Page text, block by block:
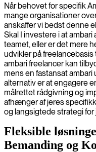
Når behovet for specifik
mange organisationer
anskaffer vi bedst denne
Skal I investere i at
teamet, eller er det mere
udvikler på
ambari freelancer kan
mens en fastansat
alternativ er at engagere
målrettet rådgivning og
afhænger af jeres
og langsigtede strategi
Fleksible
Bemanding og